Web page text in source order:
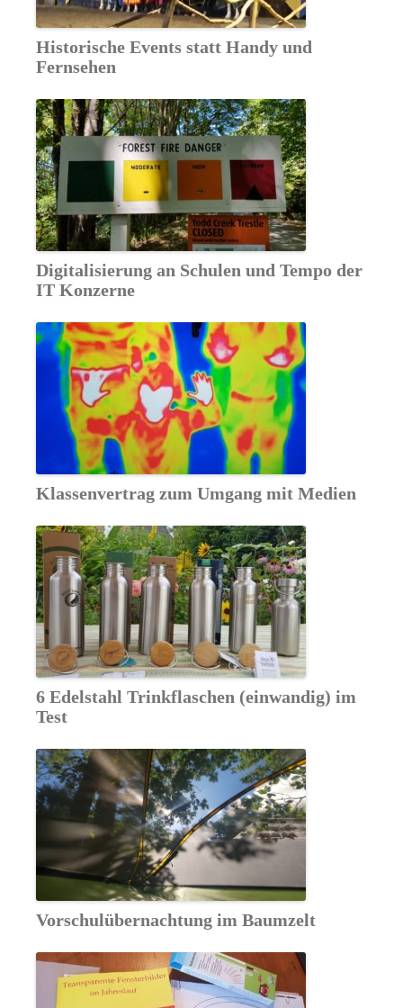
Historische Events statt Handy und
Fernsehen
Digitalisierung an Schulen und Tempo der
IT Konzerne
Klassenvertrag zum Umgang mit Medien
6 Edelstahl Trinkflaschen (einwandig) im
Test
Vorschulübernachtung im Baumzelt